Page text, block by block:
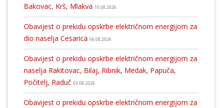
Bakovac, Krš, Mlakva 10.08.2026
Obavijest o prekidu opskrbe električnom energijom za
dio naselja Cesarica 06.08.2026
Obavijest o prekidu opskrbe električnom energijom za
naselja Rakitovac, Bilaj, Ribnik, Medak, Papuča,
Počitelj, Raduč 03.08.2026
Obavijest o prekidu opskrbe električnom energijom za